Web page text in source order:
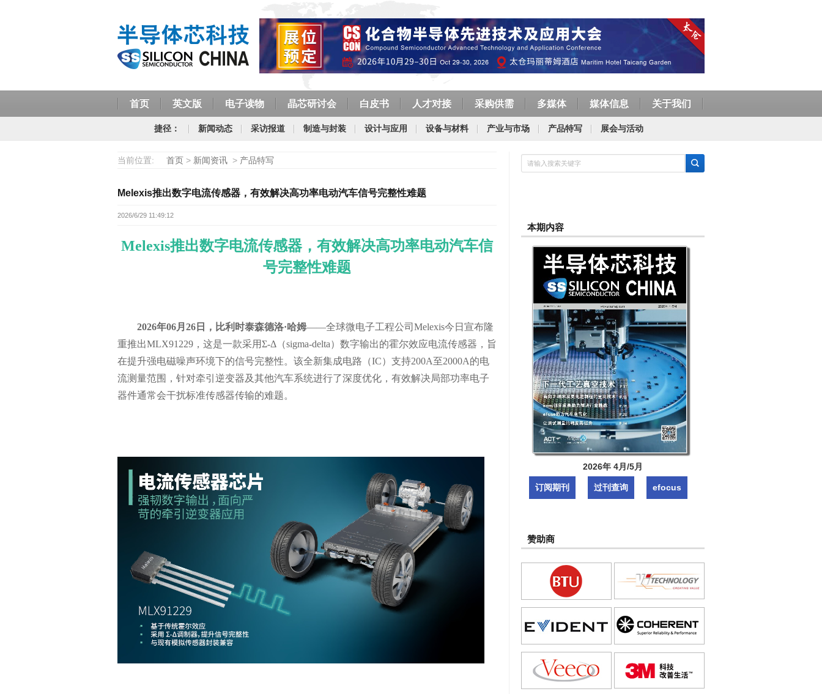
首页 英文版 电子读物 晶芯研讨会 白皮书 人才对接 采购供需 多媒体 媒体信息 关于我们
捷径： 新闻动态 采访报道 制造与封装 设计与应用 设备与材料 产业与市场 产品特写 展会与活动
当前位置: 首页 > 新闻资讯 > 产品特写
Melexis推出数字电流传感器，有效解决高功率电动汽车信号完整性难题
2026/6/29 11:49:12
Melexis推出数字电流传感器， 有效解决高功率电动汽车信
号完整性难题
2026年06月 26 日，比利时泰森德洛·哈姆——全球微电子工程公司Melexis今日宣布隆
重推出MLX91229，这是一款采用Σ-Δ（sigma-delta）数字输出的霍尔效应电流传感器，旨
在提升强电磁噪声环境下的信号完整性。该全新集成电路（IC）支持200A至2000A的电
流测量范围，针对牵引逆变器及其他汽车系统进行了深度优化，有效解决局部功率电子
器件通常会干扰标准传感器传输的难题。
本期内容
2026年 4月/5月
订阅期刊 过刊查询 efocus
赞助商